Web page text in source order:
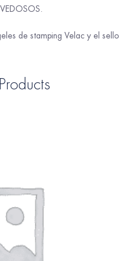
de stamping Velac y el sello